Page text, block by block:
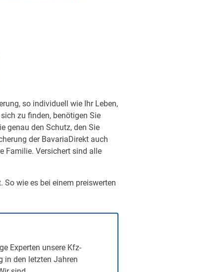
so individuell wie Ihr Leben,
zu finden, benötigen Sie
genau den Schutz, den Sie
der BavariaDirekt auch
Familie. Versichert sind alle
So wie es bei einem preiswerten
Experten unsere Kfz-
in den letzten Jahren